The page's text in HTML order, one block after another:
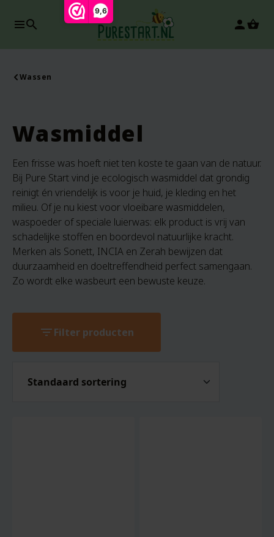
9,6
search person
Wassen
Wasmiddel
Een frisse was hoeft niet ten koste te gaan van de natuur.
Bij Pure Start vind je ecologisch wasmiddel dat grondig
reinigt én vriendelijk is voor je huid, je kleding en het
milieu. Of je nu kiest voor vloeibare wasmiddelen,
waspoeder of speciale luierwas: elk product is vrij van
schadelijke stoffen en boordevol natuurlijke kracht.
Merken als Sonett, INCIA en Zerah bewijzen dat
duurzaamheid en doeltreffendheid perfect samengaan.
Zo wordt elke wasbeurt een bewuste keuze.
filter_listFilter producten